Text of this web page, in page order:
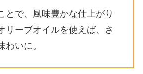
とで、風味豊かな仕上がり
リーブオイルを使えば、さ
わいに。